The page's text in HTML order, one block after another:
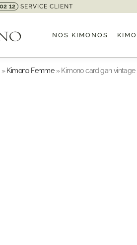
12 SERVICE CLIENT
NOS KIMONOS
» Kimono Femme» Kimono cardigan